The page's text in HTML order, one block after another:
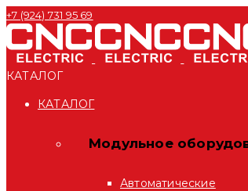
+7 (924) 731 95 69
КАТАЛОГ
КАТАЛОГ
Модульное
Автоматические